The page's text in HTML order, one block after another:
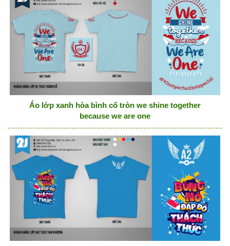
Áo lớp xanh hòa bình cổ tròn we shine together
because we are one